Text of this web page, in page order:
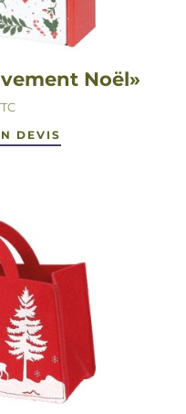
Noël»
DEVIS